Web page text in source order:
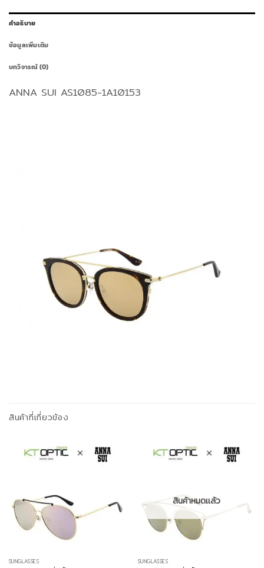
คำอธิบาย
ข้อมูลเพิ่มเติม
บทวิจารณ์ (0)
ANNA SUI AS1085-1A10153
สินค้าที่เกี่ยวข้อง
SUNGLASSES
สินค้าหมดแล้ว
SUNGLASSES